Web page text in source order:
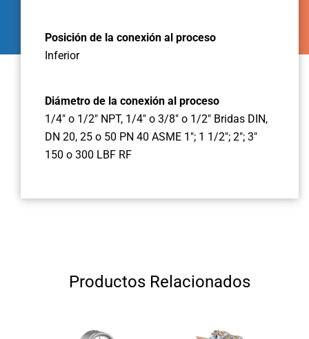
Posición de la conexión al proceso
Inferior
Diámetro de la conexión al proceso
1/4" o 1/2" NPT, 1/4" o 3/8" o 1/2" Bridas DIN,
DN 20, 25 o 50 PN 40 ASME 1"; 1 1/2"; 2"; 3"
150 o 300 LBF RF
Productos Relacionados